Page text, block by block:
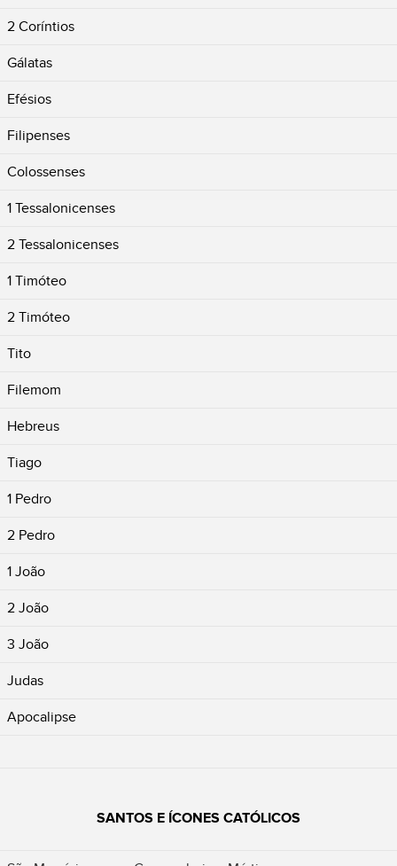
2 Coríntios
Gálatas
Efésios
Filipenses
Colossenses
1 Tessalonicenses
2 Tessalonicenses
1 Timóteo
2 Timóteo
Tito
Filemom
Hebreus
Tiago
1 Pedro
2 Pedro
1 João
2 João
3 João
Judas
Apocalipse
SANTOS E ÍCONES CATÓLICOS